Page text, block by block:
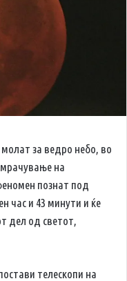
молат за ведро небо, во
на
познат под
час и 43 минути и ќе
дел од светот,
телескопи на